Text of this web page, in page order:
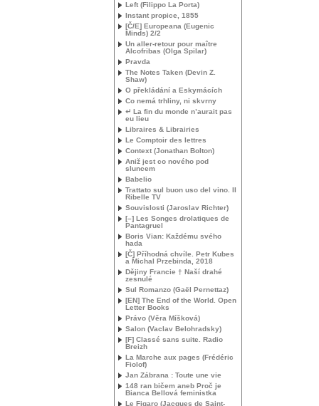
Left (Filippo La Porta)
Instant propice, 1855
[Č/E] Europeana (Eugenic
Minds) 2/2
Un aller-retour pour maître
Alcofribas (Olga Spilar)
Pravda
The Notes Taken (Devin Z.
Shaw)
O překládání a Eskymácích
Co nemá trhliny, ni skvrny
↵ La fin du monde n’aurait pas
eu lieu
Libraires & Librairies
Le Comptoir des lettres
Context (Jonathan Bolton)
Aniž jest co nového pod
sluncem
Babelio
Trattato sul buon uso del vino. Il
Ribelle TV
Souvislosti (Jaroslav Richter)
[–] Les Songes drolatiques de
Pantagruel
Boris Vian: Každému svého
hada
[Č] Příhodná chvíle. Petr Kubes
a Michal Przebinda, 2018
Dějiny Francie † Naší drahé
zesnulé
Sul Romanzo (Gaël Pernettaz)
[EN] The End of the World. Open
Letter Books
Právo (Věra Míšková)
Salon (Vaclav Belohradsky)
[F] Classé sans suite. Radio
Breizh
La Marche aux pages (Frédéric
Fiolof)
Jan Zábrana : Toute une vie
148 ran bičem aneb Proč je
Bianca Bellová feministka
Le Figaro (Jacques de Saint-